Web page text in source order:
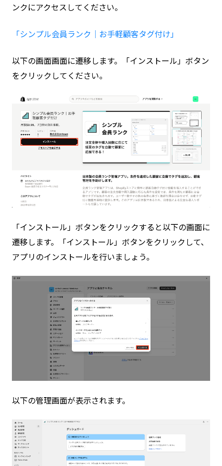
ンクにアクセスしてください。
「シンプル会員ランク｜お手軽顧客タグ付け」
以下の画面画面に遷移します。「インストール」ボタン
をクリックしてください。
「インストール」ボタンをクリックすると以下の画面に
遷移します。「インストール」ボタンをクリックして、
アプリのインストールを行いましょう。
以下の管理画面が表示されます。